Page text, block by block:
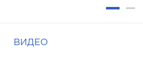
ВИДЕО